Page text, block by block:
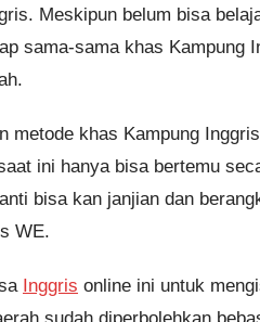
Meskipun belum bisa
sama-sama khas Kampung
metode khas Kampung
ini hanya bisa bertemu
bisa kan janjian dan
WE.
Inggris online ini untuk